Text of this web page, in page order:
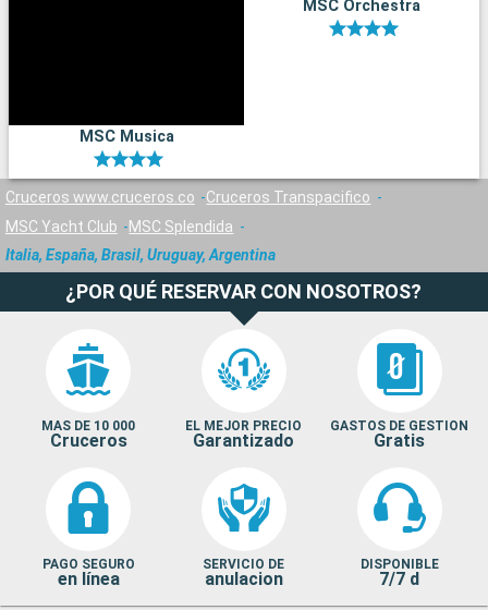
MSC Musica
MSC Orchestra
Cruceros www.cruceros.co
Cruceros Transpacifico
MSC Yacht Club
MSC Splendida
Italia, España, Brasil, Uruguay, Argentina
¿POR QUÉ RESERVAR CON NOSOTROS?
MAS DE 10 000
Cruceros
EL MEJOR PRECIO
Garantizado
GASTOS DE GESTION
Gratis
PAGO SEGURO
en línea
SERVICIO DE
anulacion
DISPONIBLE
7/7 d